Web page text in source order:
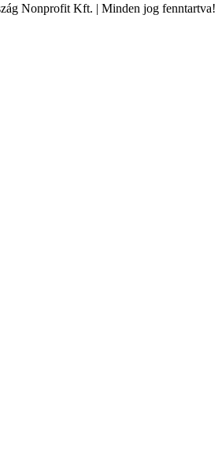
Nonprofit Kft. | Minden jog fenntartva!